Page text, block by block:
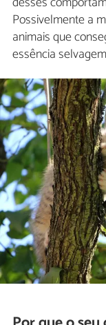
Possivelmente a
animais que
essência